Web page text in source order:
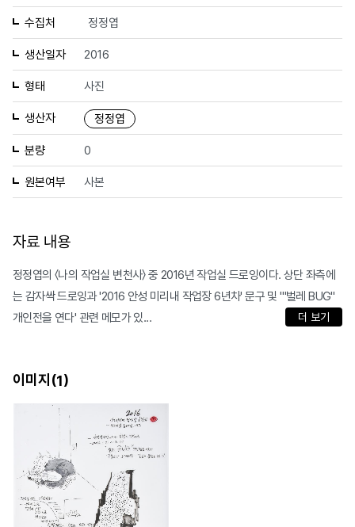
수집처 정정엽
생산일자 2016
형태 사진
생산자 정정엽
분량 0
원본여부 사본
자료 내용
정정엽의 〈나의 작업실 변천사〉 중 2016년 작업실 드로잉이다. 상단 좌측에
는 감자싹 드로잉과 '2016 안성 미리내 작업장 6년차' 문구 및 '"벌레 BUG"
개인전을 연다' 관련 메모가 있...
더 보기
이미지(1)